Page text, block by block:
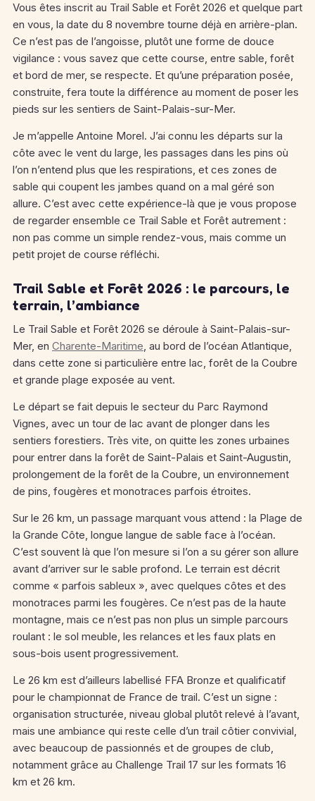
Vous êtes inscrit au Trail Sable et Forêt 2026 et quelque part
en vous, la date du 8 novembre tourne déjà en arrière-plan.
Ce n’est pas de l’angoisse, plutôt une forme de douce
vigilance : vous savez que cette course, entre sable, forêt
et bord de mer, se respecte. Et qu’une préparation posée,
construite, fera toute la différence au moment de poser les
pieds sur les sentiers de Saint-Palais-sur-Mer.
Je m’appelle Antoine Morel. J’ai connu les départs sur la
côte avec le vent du large, les passages dans les pins où
l’on n’entend plus que les respirations, et ces zones de
sable qui coupent les jambes quand on a mal géré son
allure. C’est avec cette expérience-là que je vous propose
de regarder ensemble ce Trail Sable et Forêt autrement :
non pas comme un simple rendez-vous, mais comme un
petit projet de course réfléchi.
Trail Sable et Forêt 2026 : le parcours, le
terrain, l’ambiance
Le Trail Sable et Forêt 2026 se déroule à Saint-Palais-sur-
Mer, en Charente-Maritime, au bord de l’océan Atlantique,
dans cette zone si particulière entre lac, forêt de la Coubre
et grande plage exposée au vent.
Le départ se fait depuis le secteur du Parc Raymond
Vignes, avec un tour de lac avant de plonger dans les
sentiers forestiers. Très vite, on quitte les zones urbaines
pour entrer dans la forêt de Saint-Palais et Saint-Augustin,
prolongement de la forêt de la Coubre, un environnement
de pins, fougères et monotraces parfois étroites.
Sur le 26 km, un passage marquant vous attend : la Plage de
la Grande Côte, longue langue de sable face à l’océan.
C’est souvent là que l’on mesure si l’on a su gérer son allure
avant d’arriver sur le sable profond. Le terrain est décrit
comme « parfois sableux », avec quelques côtes et des
monotraces parmi les fougères. Ce n’est pas de la haute
montagne, mais ce n’est pas non plus un simple parcours
roulant : le sol meuble, les relances et les faux plats en
sous-bois usent progressivement.
Le 26 km est d’ailleurs labellisé FFA Bronze et qualificatif
pour le championnat de France de trail. C’est un signe :
organisation structurée, niveau global plutôt relevé à l’avant,
mais une ambiance qui reste celle d’un trail côtier convivial,
avec beaucoup de passionnés et de groupes de club,
notamment grâce au Challenge Trail 17 sur les formats 16
km et 26 km.